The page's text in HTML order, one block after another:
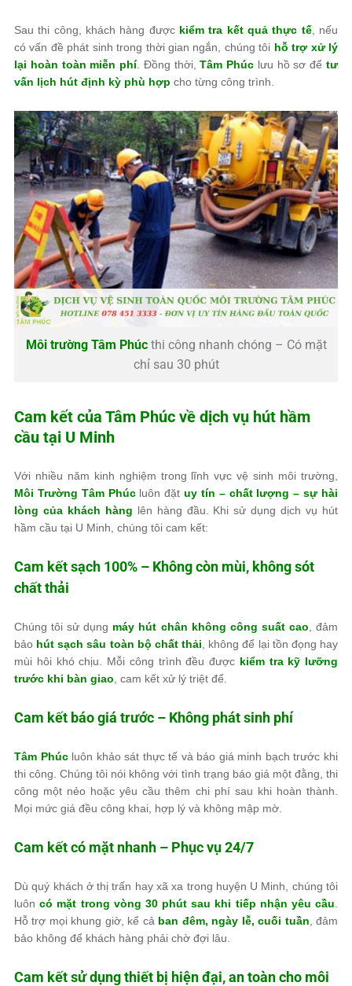
Sau thi công, khách hàng được kiểm tra kết quả thực tế, nếu
có vấn đề phát sinh trong thời gian ngắn, chúng tôi hỗ trợ xử lý
lại hoàn toàn miễn phí. Đồng thời,Tâm Phúc lưu hồ sơ đểtư
vấn lịch hút định kỳ phù hợp cho từng công trình.
Môi trường Tâm Phúcthi công nhanh chóng – Có mặt
chỉ sau 30 phút
Cam kết của Tâm Phúc về dịch vụ hút hầm
cầu tại U Minh
Với nhiều năm kinh nghiệm trong lĩnh vực vệ sinh môi trường,
Môi Trường Tâm Phúcluôn đặtuy tín – chất lượng – sự hài
lòng của khách hàng lên hàng đầu. Khi sử dụng dịch vụ hút
hầm cầu tại U Minh, chúng tôi cam kết:
Cam kết sạch 100% – Không còn mùi, không sót
chất thải
Chúng tôi sử dụng máy hút chân không công suất cao , đảm
bảo hút sạch sâu toàn bộ chất thải , không để lại tồn đọng hay
mùi hôi khó chịu. Mỗi công trình đều được kiểm tra kỹ lưỡng
trước khi bàn giao , cam kết xử lý triệt để.
Cam kết báo giá trước – Không phát sinh phí
Tâm Phúcluôn khảo sát thực tế và báo giá minh bạch trước khi
thi công. Chúng tôi nói không với tình trạng báo giá một đằng, thi
công một nẻo hoặc yêu cầu thêm chi phí sau khi hoàn thành.
Mọi mức giá đều công khai, hợp lý và không mập mờ.
Cam kết có mặt nhanh – Phục vụ 24/7
Dù quý khách ở thị trấn hay xã xa trong huyện U Minh, chúng tôi
luôncó mặt trong vòng 30 phút sau khi tiếp nhận yêu cầu
Hỗ trợ mọi khung giờ, kể cả ban đêm, ngày lễ, cuối tuần , đảm
bảo không để khách hàng phải chờ đợi lâu.
Cam kết sử dụng thiết bị hiện đại, an toàn cho môi